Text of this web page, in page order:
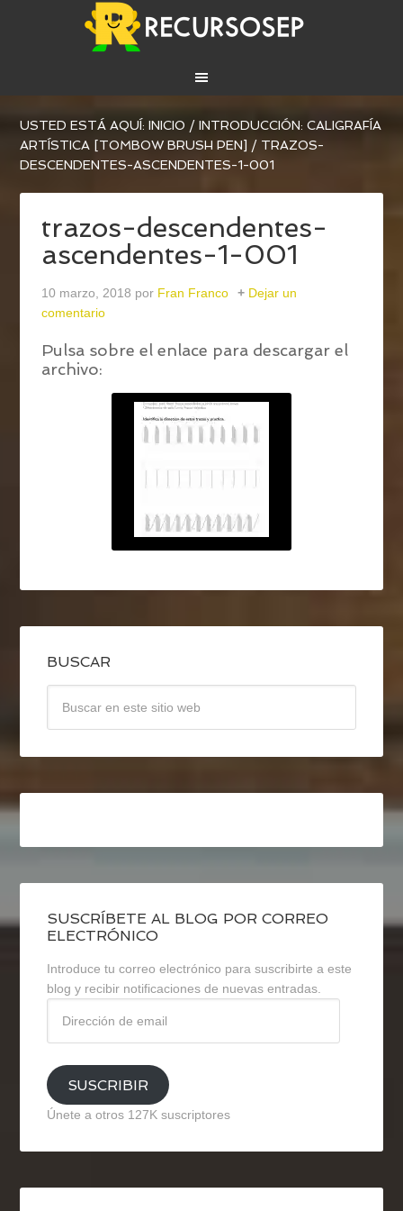
USTED ESTÁ AQUÍ:INICIO / INTRODUCCIÓN: CALIGRAFÍA
ARTÍSTICA [TOMBOW BRUSH PEN] / TRAZOS-
DESCENDENTES-ASCENDENTES-1-001
trazos-descendentes-
ascendentes-1-001
10 marzo, 2018 por Fran Franco
Dejar un
comentario
Pulsa sobre el enlace para descargar el
archivo:
BUSCAR
SUSCRÍBETE AL BLOG POR CORREO
ELECTRÓNICO
Introduce tu correo electrónico para suscribirte a este
blog y recibir notificaciones de nuevas entradas.
email
SUSCRIBIR
Únete a otros 127K suscriptores